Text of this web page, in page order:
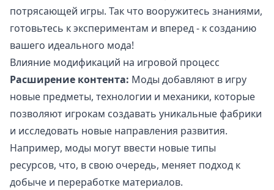
потрясающей игры. Так что вооружитесь знаниями,
готовьтесь к экспериментам и вперед - к созданию
вашего идеального мода!
Влияние модификаций на игровой процесс
Расширение контента: Моды добавляют в игру
новые предметы, технологии и механики, которые
позволяют игрокам создавать уникальные фабрики
и исследовать новые направления развития.
Например, моды могут ввести новые типы
ресурсов, что, в свою очередь, меняет подход к
добыче и переработке материалов.